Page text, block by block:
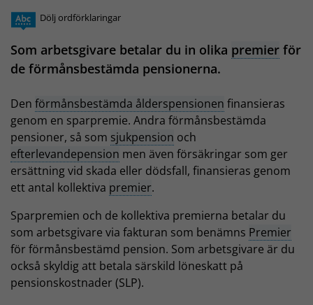
Dölj ordförklaringar
Som arbetsgivare betalar du in olika premier för
de förmånsbestämda pensionerna.
Den förmånsbestämda ålderspensionen finansieras
genom en sparpremie. Andra förmånsbestämda
pensioner, så som sjukpension och
efterlevandepension men även försäkringar som ger
ersättning vid skada eller dödsfall, finansieras genom
ett antal kollektiva premier.
Sparpremien och de kollektiva premierna betalar du
som arbetsgivare via fakturan som benämns Premier
för förmånsbestämd pension. Som arbetsgivare är du
också skyldig att betala särskild löneskatt på
pensionskostnader (SLP).